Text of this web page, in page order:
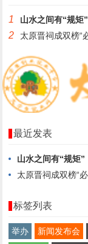
1 山水之间有“规矩”
2 太原晋祠成双榜“
最近发表
山水之间有“规矩”
太原晋祠成双榜“
标签列表
举办 新闻发布会